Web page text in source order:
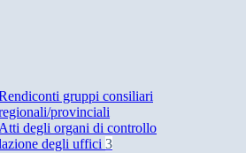
gruppi consiliari
provinciali
Atti degli organi di controllo
degli uffici 3